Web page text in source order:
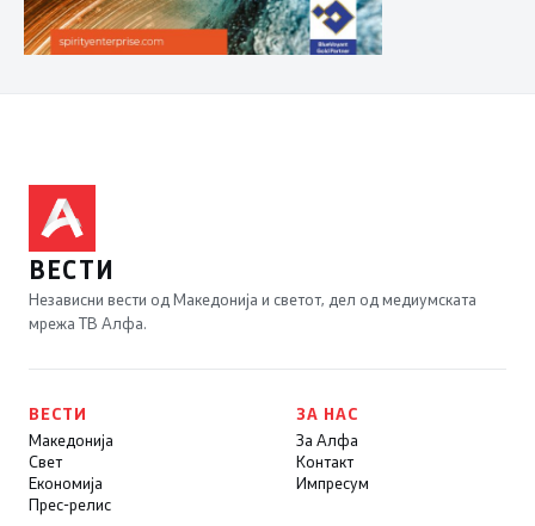
ВЕСТИ
Независни вести од Македонија и светот, дел од медиумската
мрежа ТВ Алфа.
ВЕСТИ
Македонија
Свет
Економија
Прес-релис
ЗА НАС
За Алфа
Контакт
Импресум